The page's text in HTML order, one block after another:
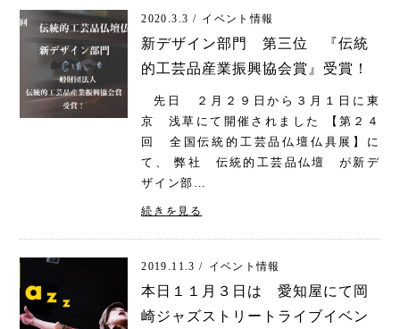
2020.3.3 / イベント情報
新デザイン部門 第三位 『伝統
的工芸品産業振興協会賞』受賞！
先日 ２月２９日から３月１日に東
京 浅草にて開催されました 【第２４
回 全国伝統的工芸品仏壇仏具展】に
て、 弊社 伝統的工芸品仏壇 が新デ
ザイン部…
続きを見る
2019.11.3 / イベント情報
本日１１月３日は 愛知屋にて岡
崎ジャズストリートライブイベン